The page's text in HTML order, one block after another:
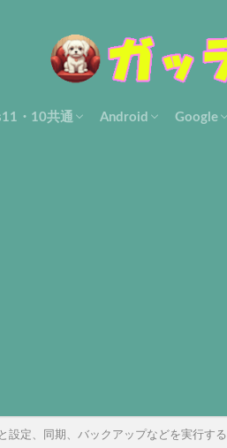
・10共通 Android Google
設定、同期、バックアップなどを実行する